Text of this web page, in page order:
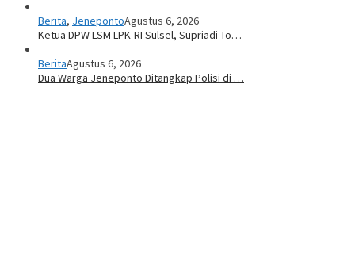
Berita, JenepontoAgustus 6, 2026
Ketua DPW LSM LPK-RI Sulsel, Supriadi To…
BeritaAgustus 6, 2026
Dua Warga Jeneponto Ditangkap Polisi di …